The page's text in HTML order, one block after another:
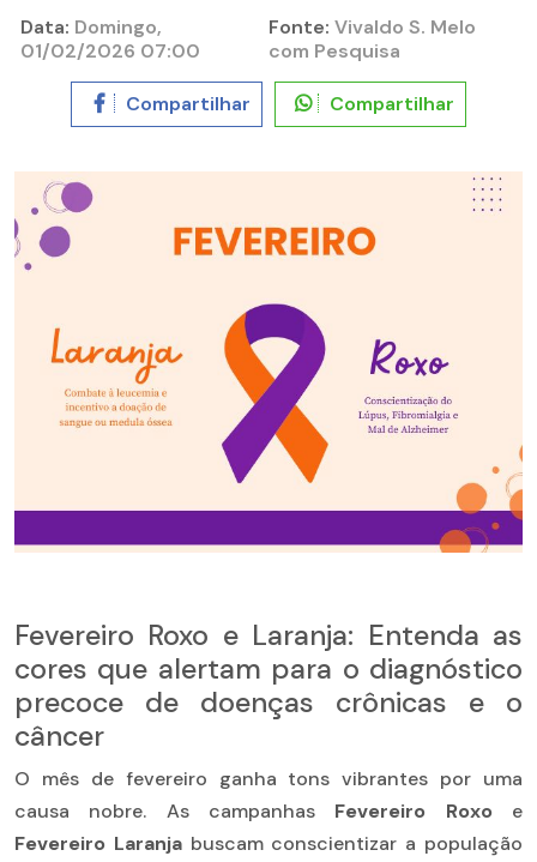
Data: Domingo,
01/02/2026 07:00
Fonte: Vivaldo S. Melo
com Pesquisa
Compartilhar Compartilhar
Fevereiro Roxo e Laranja: Entenda as
cores que alertam para o diagnóstico
precoce de doenças crônicas e o
câncer
O mês de fevereiro ganha tons vibrantes por uma
causa nobre. As campanhas Fevereiro Roxo e
Fevereiro Laranjabuscam conscientizar a população